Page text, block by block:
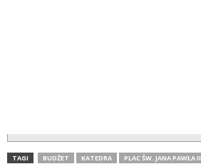
TAGI BUDŻET KATEDRA PLAC ŚW. JANA PAWŁA II